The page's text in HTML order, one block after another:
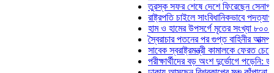
তুরস্ক সফর শেষে দেশে ফিরেছেন সেনাপ্রধান
রাষ্ট্রপতি চাইলে সাংবিধানিকভাবে পদত্যাগ করতে
হাম ও হামের উপসর্গে মৃতের সংখ্যা ৮০০ ছাড়াল
স্বৈরাচার পতনের পর গুপ্ত বাহিনীর আত্মপ্রকাশ:
সাবেক স্বরাষ্ট্রমন্ত্রী কামালকে ফেরত চেয়ে
পরীক্ষার্থীদের বড় অংশ দুর্ভোগে পড়েনি: ড.